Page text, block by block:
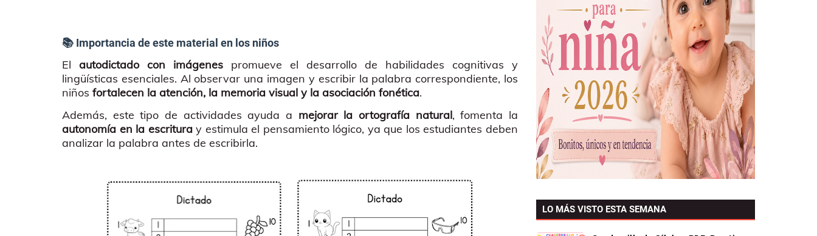
📚 Importancia de este material en los niños
El autodictado con imágenes promueve el desarrollo de habilidades cognitivas y
lingüísticas esenciales. Al observar una imagen y escribir la palabra correspondiente, los
niños fortalecen la atención, la memoria visual y la asociación fonética.
Además, este tipo de actividades ayuda a mejorar la ortografía natural, fomenta la
autonomía en la escrituray estimula el pensamiento lógico, ya que los estudiantes deben
analizar la palabra antes de escribirla.
LO MÁS VISTO ESTA SEMANA